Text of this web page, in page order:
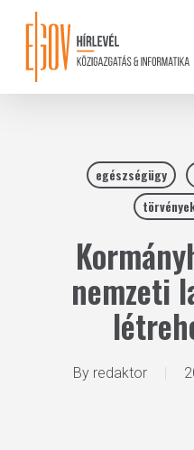
content
egészségügy
nemzeti
By redaktor